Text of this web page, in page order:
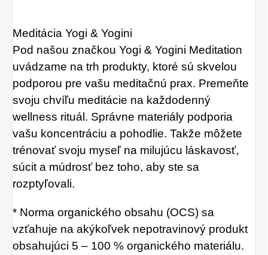
Meditácia Yogi & Yogini
Pod našou značkou Yogi & Yogini Meditation
uvádzame na trh produkty, ktoré sú skvelou
podporou pre vašu meditačnú prax. Premeňte
svoju chvíľu meditácie na každodenný
wellness rituál. Správne materiály podporia
vašu koncentráciu a pohodlie. Takže môžete
trénovať svoju myseľ na milujúcu láskavosť,
súcit a múdrosť bez toho, aby ste sa
rozptyľovali.
* Norma organického obsahu (OCS) sa
vzťahuje na akýkoľvek nepotravinový produkt
obsahujúci 5 – 100 % organického materiálu.